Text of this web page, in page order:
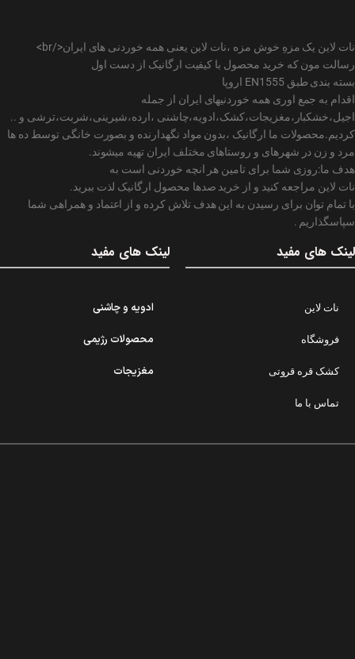
نات لاین یک مزهِ خوش مزه ،نات لاین یعنی همه خوردنی های ایران</br>
رسالت مون که خرید محصول با کیفیت ارگانیک از دست اول
بسته بندی طبق EN1555 اروپا
اقدام به جمع اوری همه خوردنیهای ایران از جمله
اجیل،خشکبار،مغزیجات،کشک،ادویه،چاشنی ،ارده،شیرینی،شربت،ترشی و ..
کردیم.محصولات ما ارگانیک ،بدون مواد نگهدارنده و بصورت خانگی توسط ده ها
مرد و زن در شهرهای و روستاهای مختلف ایران تهیه میشوند.
هدف ما:روزی شما برای تامین هر انچه خوردنی است به
نات لاین مراجعه کنید و از خرید صدها محصول ارگانیک لذت ببرید.
با تمام توان برای رسیدن به این هدف تلاش کرده و از اعتماد و همراهی شما
سپاسگذاریم .
لینک های مفید
نات لاین
فروشگاه
کشک قره قروتی
تماس با ما
لینک های مفید
ادویه و چاشنی
محصولات رژیمی
مغزیجات